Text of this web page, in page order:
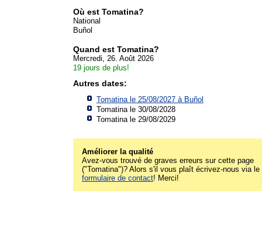
Où est Tomatina?
National
Buñol
Quand est Tomatina?
Mercredi, 26. Août 2026
19 jours de plus!
Autres dates:
Tomatina le 25/08/2027 à Buñol
Tomatina le 30/08/2028
Tomatina le 29/08/2029
Améliorer la qualité
Avez-vous trouvé de graves erreurs sur cette page
("Tomatina")? Alors s'il vous plaît écrivez-nous via le
formulaire de contact! Merci!